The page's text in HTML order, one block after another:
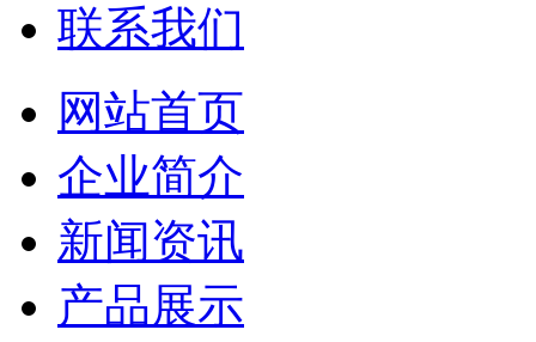
联系我们
网站首页
企业简介
新闻资讯
产品展示